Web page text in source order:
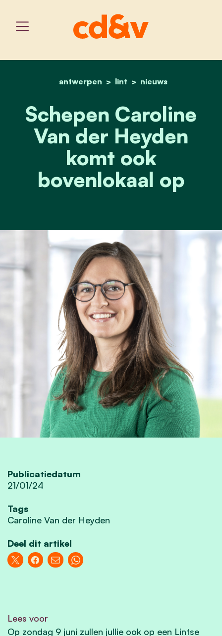
home
antwerpen lint nieuws
schepen caroline van
Schepen Caroline
Van der Heyden
komt ook
bovenlokaal op
Publicatiedatum
21/01/24
Tags
Caroline Van der Heyden
Deel dit artikel
Lees voor
Op zondag 9 juni zullen jullie ook op een Lintse